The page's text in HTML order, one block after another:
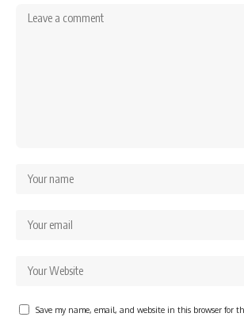
Save my name, email, and website in this browser for